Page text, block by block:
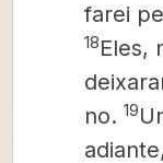
farei
18Eles,
no. 19